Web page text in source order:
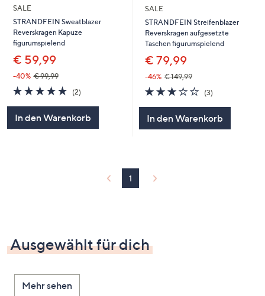
SALE
STRANDFEIN Sweatblazer
Reverskragen Kapuze
figurumspielend
€ 59,99
-40% € 99,99
5.0
von
(2)2
In den Warenkorb
SALE
STRANDFEIN Streifenblazer
Reverskragen aufgesetzte
Taschen figurumspielend
€ 79,99
-46% € 149,99
2.7
von
(3)3
In den Warenkorb
1
Ausgewählt für dich
Mehr sehen